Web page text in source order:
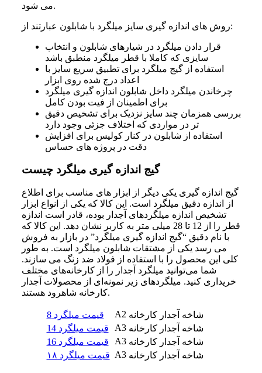
می شود.
روش های اندازه گیری سایز میلگرد با شابلون عبارتند از:
قرار دادن میلگرد در شیارهای شابلون و انتخاب
سایزی که کاملا با قطر میلگرد منطبق باشد
استفاده از گیج میلگرد برای تطبیق سریع سایز با
اعداد درج شده روی ابزار
چرخاندن میلگرد داخل شابلون اندازه گیری میلگرد
برای اطمینان از فیت بودن کامل
بررسی همزمان چند سایز نزدیک برای تشخیص دقیق
تر در مواردی که اختلاف جزئی وجود دارد
استفاده از شابلون در کنار کولیس برای افزایش
دقت در پروژه های حساس
گیج اندازه گیری میلگرد چیست
گیج اندازه گیری یکی دیگر از ابزار های مناسب برای اطلاع
از اندازه دقیق میلگرد است. این کالا که یکی از انواع ابزار
تشخیص اندازه میلگردهای آجدار بوده، قادر است اندازه
قطر را از 12 تا 28 میلی متر به کاربر نشان دهد. این کالا که
با نام دقیق “گیج اندازه گیری میلگرد” در بازار به فروش
می رسد یکی از مشتقات شابلون میلگرد است. به طور
کلی این محصول را با استفاده از فولاد ضد زنگ می سازند.
شما می‌توانید میلگرد آجدار را از کارخانه‌های مختلف
خریداری کنید. میلگردهای زیر نمونه‌ای از محصولات آجدار
کارخانه شاهرود هستند.
قیمت میلگرد 8 A2 کارخانه شاخه آجدار
قیمت میلگرد 14
A3 کارخانه شاخه آجدار
قیمت میلگرد 16
A3 کارخانه شاخه آجدار
قیمت میلگرد ۱۸ A3 کارخانه شاخه آجدار